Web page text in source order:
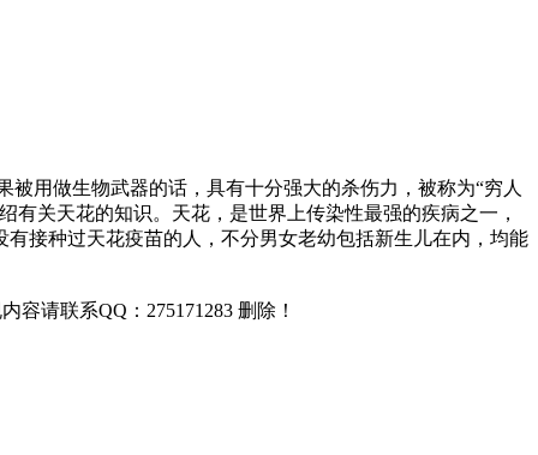
用做生物武器的话，具有十分强大的杀伤力，被称为“穷人
关天花的知识。天花，是世界上传染性最强的疾病之一，
接种过天花疫苗的人，不分男女老幼包括新生儿在内，均能
请联系QQ：275171283 删除！